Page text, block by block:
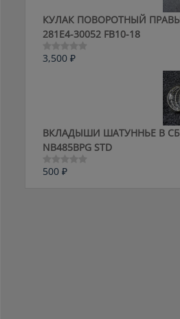
КУЛАК ПОВОРОТНЫЙ
281E4-30052 FB10-18
Оценка
3,500 ₽
ВКЛАДЫШИ ШАТУННЬЕ В
NB485BPG STD
Оценка
500 ₽